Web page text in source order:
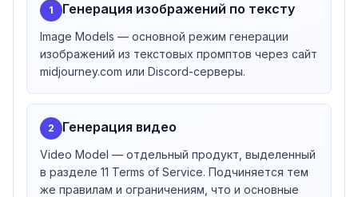
Один пользователь — один аккаунт; перепродажа
доступа запрещена;
Запрет на reverse engineering Сервиса и Assets;
Запрет на автоматизированный сбор/генерацию
Assets;
Запрет использовать Midjourney для создания
конкурирующих сервисов;
Запрет нарушения IP-прав третьих лиц;
Запрет генерации для политических кампаний и
попыток повлиять на выборы;
1 Генерация изображений по тексту
Image Models — основной режим генерации
изображений из текстовых промптов через сайт
midjourney.com или Discord-серверы.
2 Генерация видео
Video Model — отдельный продукт, выделенный
в разделе 11 Terms of Service. Подчиняется тем
же правилам и ограничениям, что и основные